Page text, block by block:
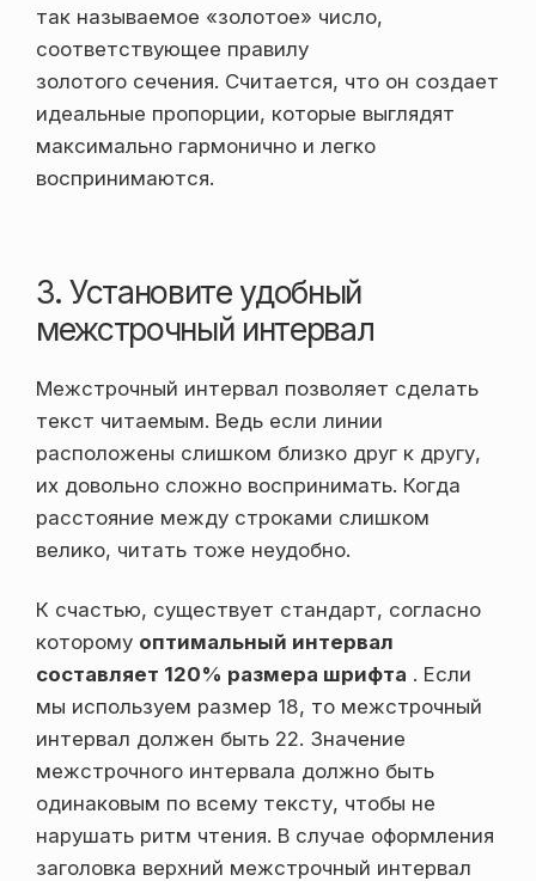
так называемое «золотое» число,
соответствующее правилу
золотого сечения. Считается, что он создает
идеальные пропорции, которые выглядят
максимально гармонично и легко
воспринимаются.
3. Установите удобный
межстрочный интервал
Межстрочный интервал позволяет сделать
текст читаемым. Ведь если линии
расположены слишком близко друг к другу,
их довольно сложно воспринимать. Когда
расстояние между строками слишком
велико, читать тоже неудобно.
К счастью, существует стандарт, согласно
которому оптимальный интервал
составляет 120% размера шрифта . Если
мы используем размер 18, то межстрочный
интервал должен быть 22. Значение
межстрочного интервала должно быть
одинаковым по всему тексту, чтобы не
нарушать ритм чтения. В случае оформления
заголовка верхний межстрочный интервал